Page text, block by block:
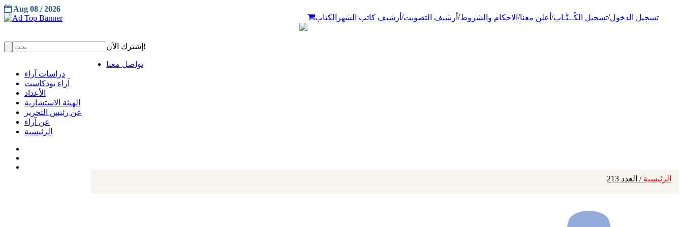
تسجيل الدخول/تسجيل الكُــتَّـاب/ أعلن معنا/ الاحكام والشروط/ أرشيف التصويت/ أرشيف كاتب الشهر الكتاب
Aug 08 / 2026
إشترك الآن!
تواصل معنا
دراسات آراء
آراء بودكاست
الأعداد
الهيئة الاستشارية
عن رئيس التحرير
عن آراء
الرئيسية
الرئيسية / العدد 213